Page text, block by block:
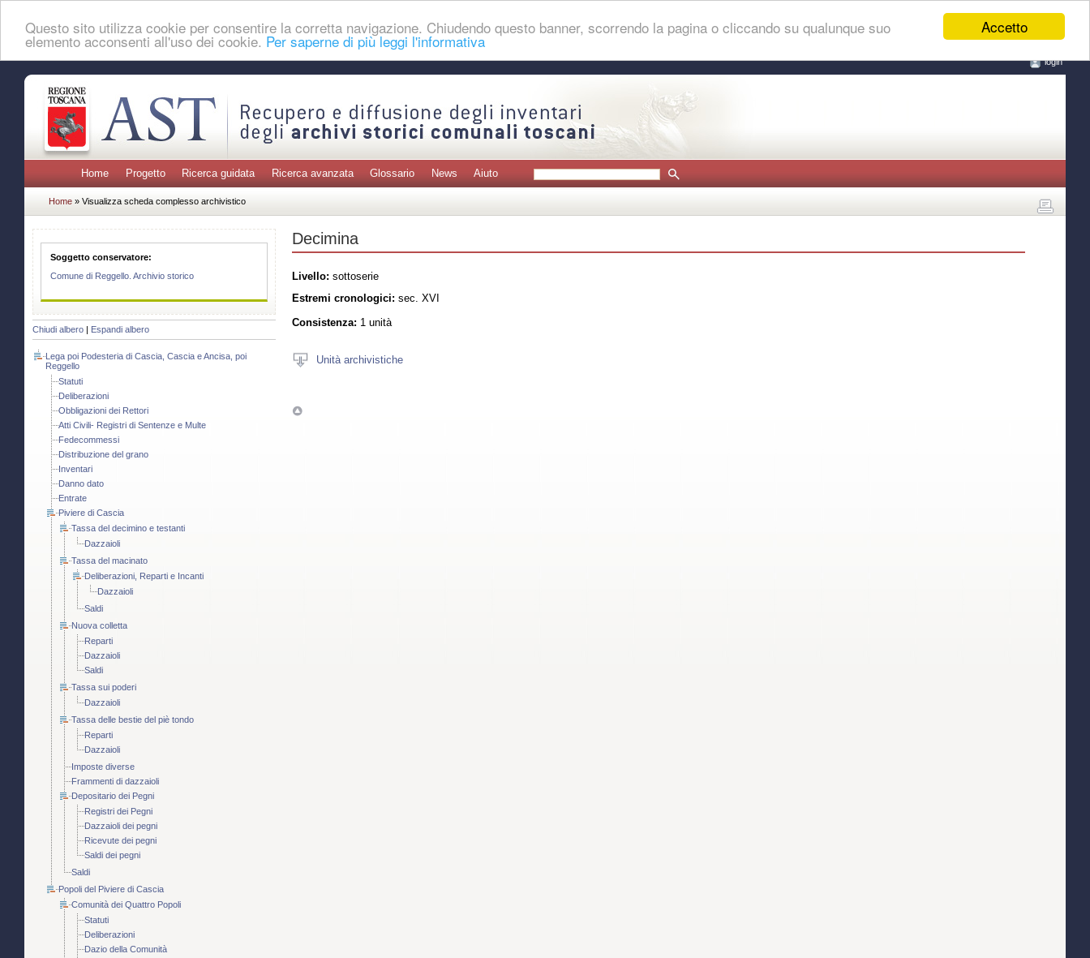
Accetto
Questo sito utilizza cookie per consentire la corretta navigazione. Chiudendo questo banner, scorrendo la pagina o cliccando su qualunque suo
elemento acconsenti all'uso dei cookie. Per saperne di più leggi l'informativa
login
Home Progetto Ricerca guidata Ricerca avanzata Glossario News Aiuto
Home » Visualizza scheda complesso archivistico
Soggetto conservatore:
Comune di Reggello. Archivio storico
Chiudi albero Espandi albero
Lega poi Podesteria di Cascia, Cascia e Ancisa, poi
Reggello
Statuti
Deliberazioni
Obbligazioni dei Rettori
Atti Civili- Registri di Sentenze e Multe
Fedecommessi
Distribuzione del grano
Inventari
Danno dato
Entrate
Piviere di Cascia
Tassa del decimino e testanti
Dazzaioli
Tassa del macinato
Deliberazioni, Reparti e Incanti
Dazzaioli
Saldi
Nuova colletta
Reparti
Dazzaioli
Saldi
Tassa sui poderi
Dazzaioli
Tassa delle bestie del piè tondo
Reparti
Dazzaioli
Imposte diverse
Frammenti di dazzaioli
Depositario dei Pegni
Registri dei Pegni
Dazzaioli dei pegni
Ricevute dei pegni
Saldi dei pegni
Saldi
Popoli del Piviere di Cascia
Comunità dei Quattro Popoli
Statuti
Deliberazioni
Dazio della Comunità
Decimina
Livello: sottoserie
Estremi cronologici: sec. XVI
Consistenza: 1 unità
Unità archivistiche